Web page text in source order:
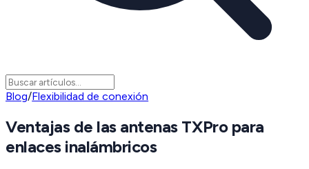
Blog/Flexibilidad de conexión
Ventajas de las antenas TXPro para
enlaces inalámbricos